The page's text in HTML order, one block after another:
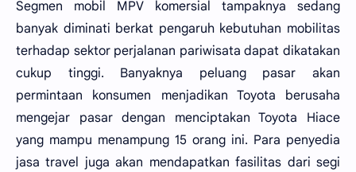
Segmen mobil MPV komersial tampaknya sedang
banyak diminati berkat pengaruh kebutuhan mobilitas
terhadap sektor perjalanan pariwisata dapat dikatakan
cukup tinggi. Banyaknya peluang pasar akan
permintaan konsumen menjadikan Toyota berusaha
mengejar pasar dengan menciptakan Toyota Hiace
yang mampu menampung 15 orang ini. Para penyedia
jasa travel juga akan mendapatkan fasilitas dari segi